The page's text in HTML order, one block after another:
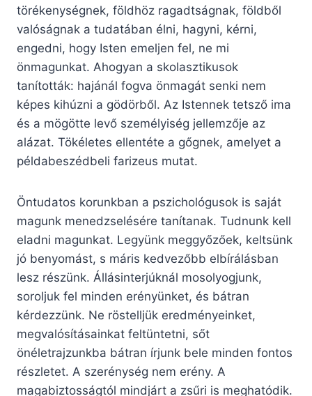
törékenységnek, földhöz ragadtságnak, földből
valóságnak a tudatában élni, hagyni, kérni,
engedni, hogy Isten emeljen fel, ne mi
önmagunkat. Ahogyan a skolasztikusok
tanították: hajánál fogva önmagát senki nem
képes kihúzni a gödörből. Az Istennek tetsző ima
és a mögötte levő személyiség jellemzője az
alázat. Tökéletes ellentéte a gőgnek, amelyet a
példabeszédbeli farizeus mutat.
Öntudatos korunkban a pszichológusok is saját
magunk menedzselésére tanítanak. Tudnunk kell
eladni magunkat. Legyünk meggyőzőek, keltsünk
jó benyomást, s máris kedvezőbb elbírálásban
lesz részünk. Állásinterjúknál mosolyogjunk,
soroljuk fel minden erényünket, és bátran
kérdezzünk. Ne röstelljük eredményeinket,
megvalósításainkat feltüntetni, sőt
önéletrajzunkba bátran írjunk bele minden fontos
részletet. A szerénység nem erény. A
magabiztosságtól mindjárt a zsűri is meghatódik.